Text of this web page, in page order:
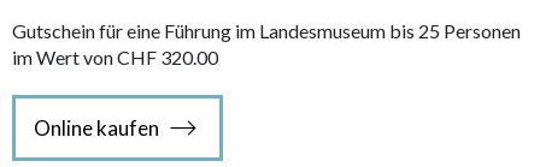
Gutschein für eine Führung im Landesmuseum bis 25 Personen
im Wert von CHF 320.00
Online kaufen